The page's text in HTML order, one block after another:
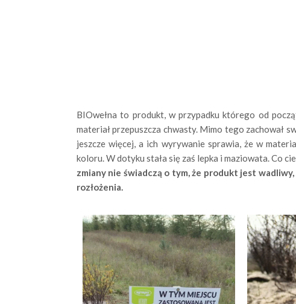
BIOwełna to produkt, w przypadku którego od
materiał przepuszcza chwasty. Mimo tego zachował
jeszcze więcej, a ich wyrywanie sprawia, że w
koloru. W dotyku stała się zaś lepka i maziowata. Co
zmiany nie świadczą o tym, że produkt jest
rozłożenia.